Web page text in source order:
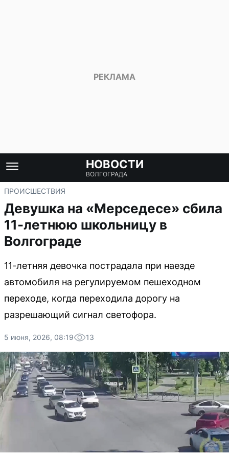
НОВОСТИ
ВОЛГОГРАДА
ПРОИСШЕСТВИЯ
Девушка на «Мерседесе» сбила
11-летнюю школьницу в
Волгограде
11-летняя девочка пострадала при наезде
автомобиля на регулируемом пешеходном
переходе, когда переходила дорогу на
разрешающий сигнал светофора.
5 июня, 2026, 08:19 13